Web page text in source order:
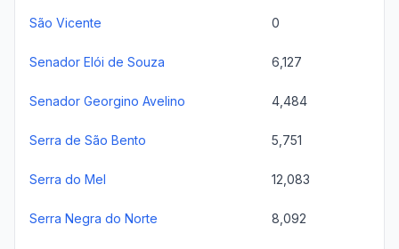
São Vicente 0
Senador Elói de Souza 6,127
Senador Georgino Avelino 4,484
Serra de São Bento 5,751
Serra do Mel 12,083
Serra Negra do Norte 8,092